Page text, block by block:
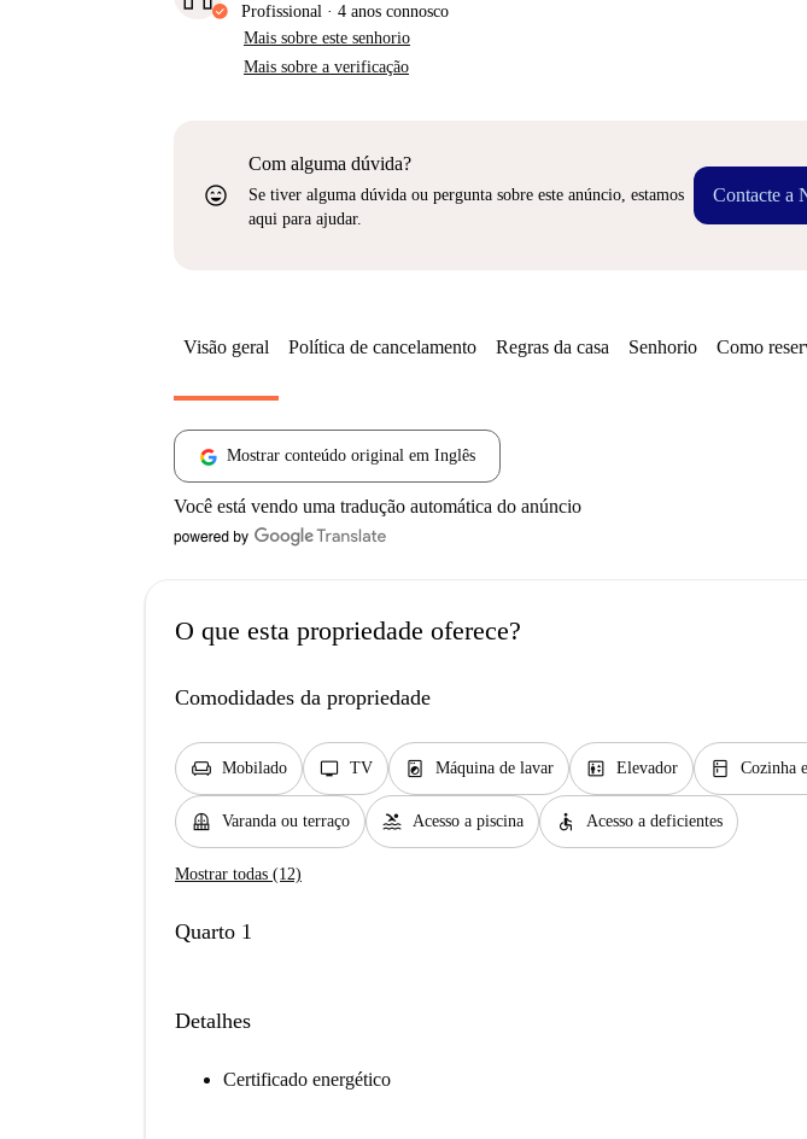
Profissional · 4 anos connosco
Mais sobre este senhorio
Mais sobre a verificação
sentiment_very_satisfied
Com alguma dúvida?
Se tiver alguma dúvida ou pergunta sobre este anúncio, estamos
aqui para ajudar.
Contacte a
Visão geral Política de cancelamento Regras da casa Senhorio Como
Mostrar conteúdo original em Inglês
Você está vendo uma tradução automática do anúncio
O que esta propriedade oferece?
Comodidades da propriedade
chair Mobilado tv TV local_laundry_service Máquina de lavar elevator Elevador kitchen Cozinha
balcony Varanda ou terraço pool Acesso a piscina accessible Acesso a deficientes
Mostrar todas (12)
Quarto 1
Detalhes
Certificado energético